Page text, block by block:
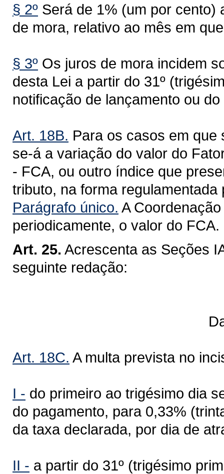
§ 2º Será de 1% (um por cento)
de mora, relativo ao mês em
§ 3º Os juros de mora incidem
desta Lei a partir do 31º
notificação de lançamento ou
Art. 18B. Para os casos em que
se-á a variação do valor do
- FCA, ou outro índice que
tributo, na forma
Parágrafo único. A
periodicamente, o valor do FCA.
Art. 25. Acrescenta as Seções
seguinte redação:
Da Redução
Art. 18C. A multa prevista no
I - do primeiro ao trigésimo dia
do pagamento, para 0,33%
da taxa declarada, por dia de
II - a partir do 31º (trigésimo